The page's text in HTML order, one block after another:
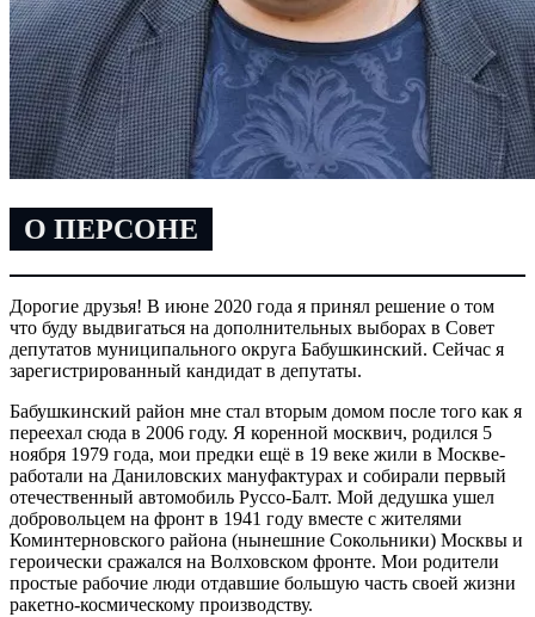
О ПЕРСОНЕ
Дорогие друзья! В июне 2020 года я принял решение о том
что буду выдвигаться на дополнительных выборах в Совет
депутатов муниципального округа Бабушкинский. Сейчас я
зарегистрированный кандидат в депутаты.
Бабушкинский район мне стал вторым домом после того как я
переехал сюда в 2006 году. Я коренной москвич, родился 5
ноября 1979 года, мои предки ещё в 19 веке жили в Москве-
работали на Даниловских мануфактурах и собирали первый
отечественный автомобиль Руссо-Балт. Мой дедушка ушел
добровольцем на фронт в 1941 году вместе с жителями
Коминтерновского района (нынешние Сокольники) Москвы и
героически сражался на Волховском фронте. Мои родители
простые рабочие люди отдавшие большую часть своей жизни
ракетно-космическому производству.